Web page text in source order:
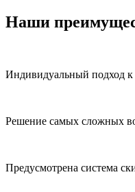
Наши
Индивидуальный подход
Решение самых сложных
Предусмотрена система